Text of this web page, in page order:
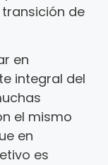
de
en
integral del
el mismo
en
es